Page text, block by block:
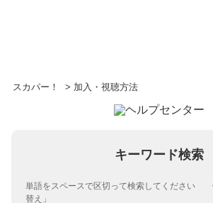
スカパー！ > 加入・視聴方法
キーワード検索
単語をスペースで区切って検索してくださ
替え」